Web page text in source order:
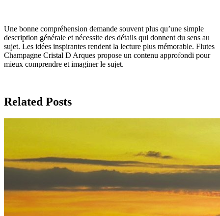
Une bonne compréhension demande souvent plus qu’une simple
description générale et nécessite des détails qui donnent du sens au
sujet. Les idées inspirantes rendent la lecture plus mémorable. Flutes
Champagne Cristal D Arques propose un contenu approfondi pour
mieux comprendre et imaginer le sujet.
Related Posts